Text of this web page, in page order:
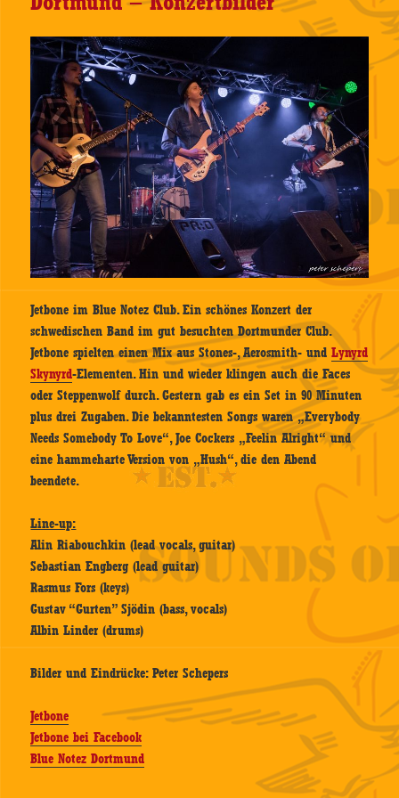
Jetbone im Blue Notez Club. Ein schönes Konzert der
schwedischen Band im gut besuchten Dortmunder Club.
Jetbone spielten einen Mix aus Stones-, Aerosmith- undLynyrd
Skynyrd-Elementen. Hin und wieder klingen auch die Faces
oder Steppenwolf durch. Gestern gab es ein Set in 90 Minuten
plus drei Zugaben. Die bekanntesten Songs waren „Everybody
Needs Somebody To Love“, JoeCockers „Feelin Alright“ und
eine hammeharte Version von „Hush“, die den Abend
beendete.
Line-up:
Alin Riabouchkin (lead vocals, guitar)
Sebastian Engberg (lead guitar)
Rasmus Fors (keys)
Gustav “Gurten” Sjödin (bass, vocals)
Albin Linder (drums)
Bilder und Eindrücke: Peter Schepers
Jetbone
Jetbone bei Facebook
Blue Notez Dortmund